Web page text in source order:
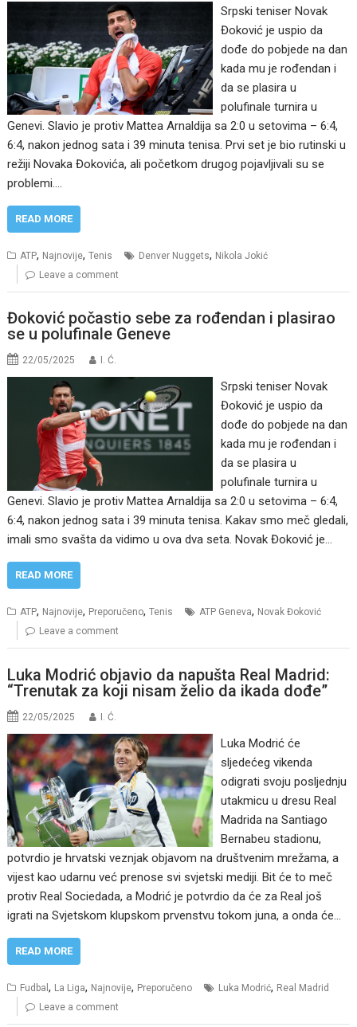
Srpski teniser Novak
Đoković je uspio da
dođe do pobjede na dan
kada mu je rođendan i
da se plasira u
polufinale turnira u
Genevi. Slavio je protiv Mattea Arnaldija sa 2:0 u setovima – 6:4,
6:4, nakon jednog sata i 39 minuta tenisa. Prvi set je bio rutinski u
režiji Novaka Đokovića, ali početkom drugog pojavljivali su se
problemi.…
READ MORE
ATP, Najnovije,Tenis Denver Nuggets, Nikola Jokić
Leave a comment
Đoković počastio sebe za rođendan i plasirao
se u polufinale Geneve
22/05/2025 I. Ć.
Srpski teniser Novak
Đoković je uspio da
dođe do pobjede na dan
kada mu je rođendan i
da se plasira u
polufinale turnira u
Genevi. Slavio je protiv Mattea Arnaldija sa 2:0 u setovima – 6:4,
6:4, nakon jednog sata i 39 minuta tenisa. Kakav smo meč gledali,
imali smo svašta da vidimo u ova dva seta. Novak Đoković je…
READ MORE
ATP, Najnovije, Preporučeno,Tenis ATP Geneva, Novak Đoković
Leave a comment
Luka Modrić objavio da napušta Real Madrid:
“Trenutak za koji nisam želio da ikada dođe”
22/05/2025 I. Ć.
Luka Modrić će
sljedećeg vikenda
odigrati svoju posljednju
utakmicu u dresu Real
Madrida na Santiago
Bernabeu stadionu,
potvrdio je hrvatski veznjak objavom na društvenim mrežama, a
vijest kao udarnu već prenose svi svjetski mediji. Bit će to meč
protiv Real Sociedada, a Modrić je potvrdio da će za Real još
igrati na Svjetskom klupskom prvenstvu tokom juna, a onda će…
READ MORE
Fudbal, La Liga, Najnovije, Preporučeno Luka Modrić, Real Madrid
Leave a comment